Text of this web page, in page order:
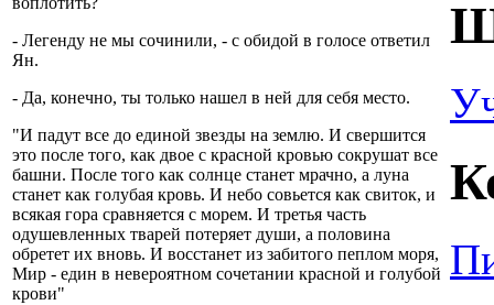
- Легенду не мы сочинили, - с обидой в голосе ответил
Ян.
- Да, конечно, ты только нашел в ней для себя место.
"И падут все до единой звезды на землю. И свершится
это после того, как двое с красной кровью сокрушат все
башни. После того как солнце станет мрачно, а луна
станет как голубая кровь. И небо совьется как свиток, и
всякая гора сравняется с морем. И третья часть
одушевленных тварей потеряет души, а половина
обретет их вновь. И восстанет из забитого пеплом моря,
Мир - един в невероятном сочетании красной и голубой
крови"